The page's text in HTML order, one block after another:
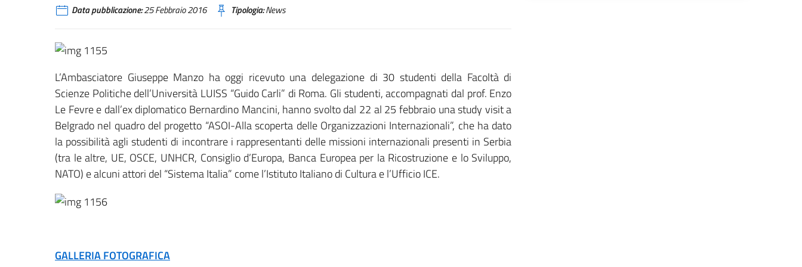
Data pubblicazione:25 Febbraio 2016 Tipologia:News
L’Ambasciatore Giuseppe Manzo ha oggi ricevuto una delegazione di 30 studenti della Facoltà di
Scienze Politiche dell’Università LUISS “Guido Carli” di Roma. Gli studenti, accompagnati dal prof. Enzo
Le Fevre e dall’ex diplomatico Bernardino Mancini, hanno svolto dal 22 al 25 febbraio una study visit a
Belgrado nel quadro del progetto “ASOI-Alla scoperta delle Organizzazioni Internazionali”, che ha dato
la possibilità agli studenti di incontrare i rappresentanti delle missioni internazionali presenti in Serbia
(tra le altre, UE, OSCE, UNHCR, Consiglio d’Europa, Banca Europea per la Ricostruzione e lo Sviluppo,
NATO) e alcuni attori del “Sistema Italia” come l’Istituto Italiano di Cultura e l’Ufficio ICE.
GALLERIA FOTOGRAFICA